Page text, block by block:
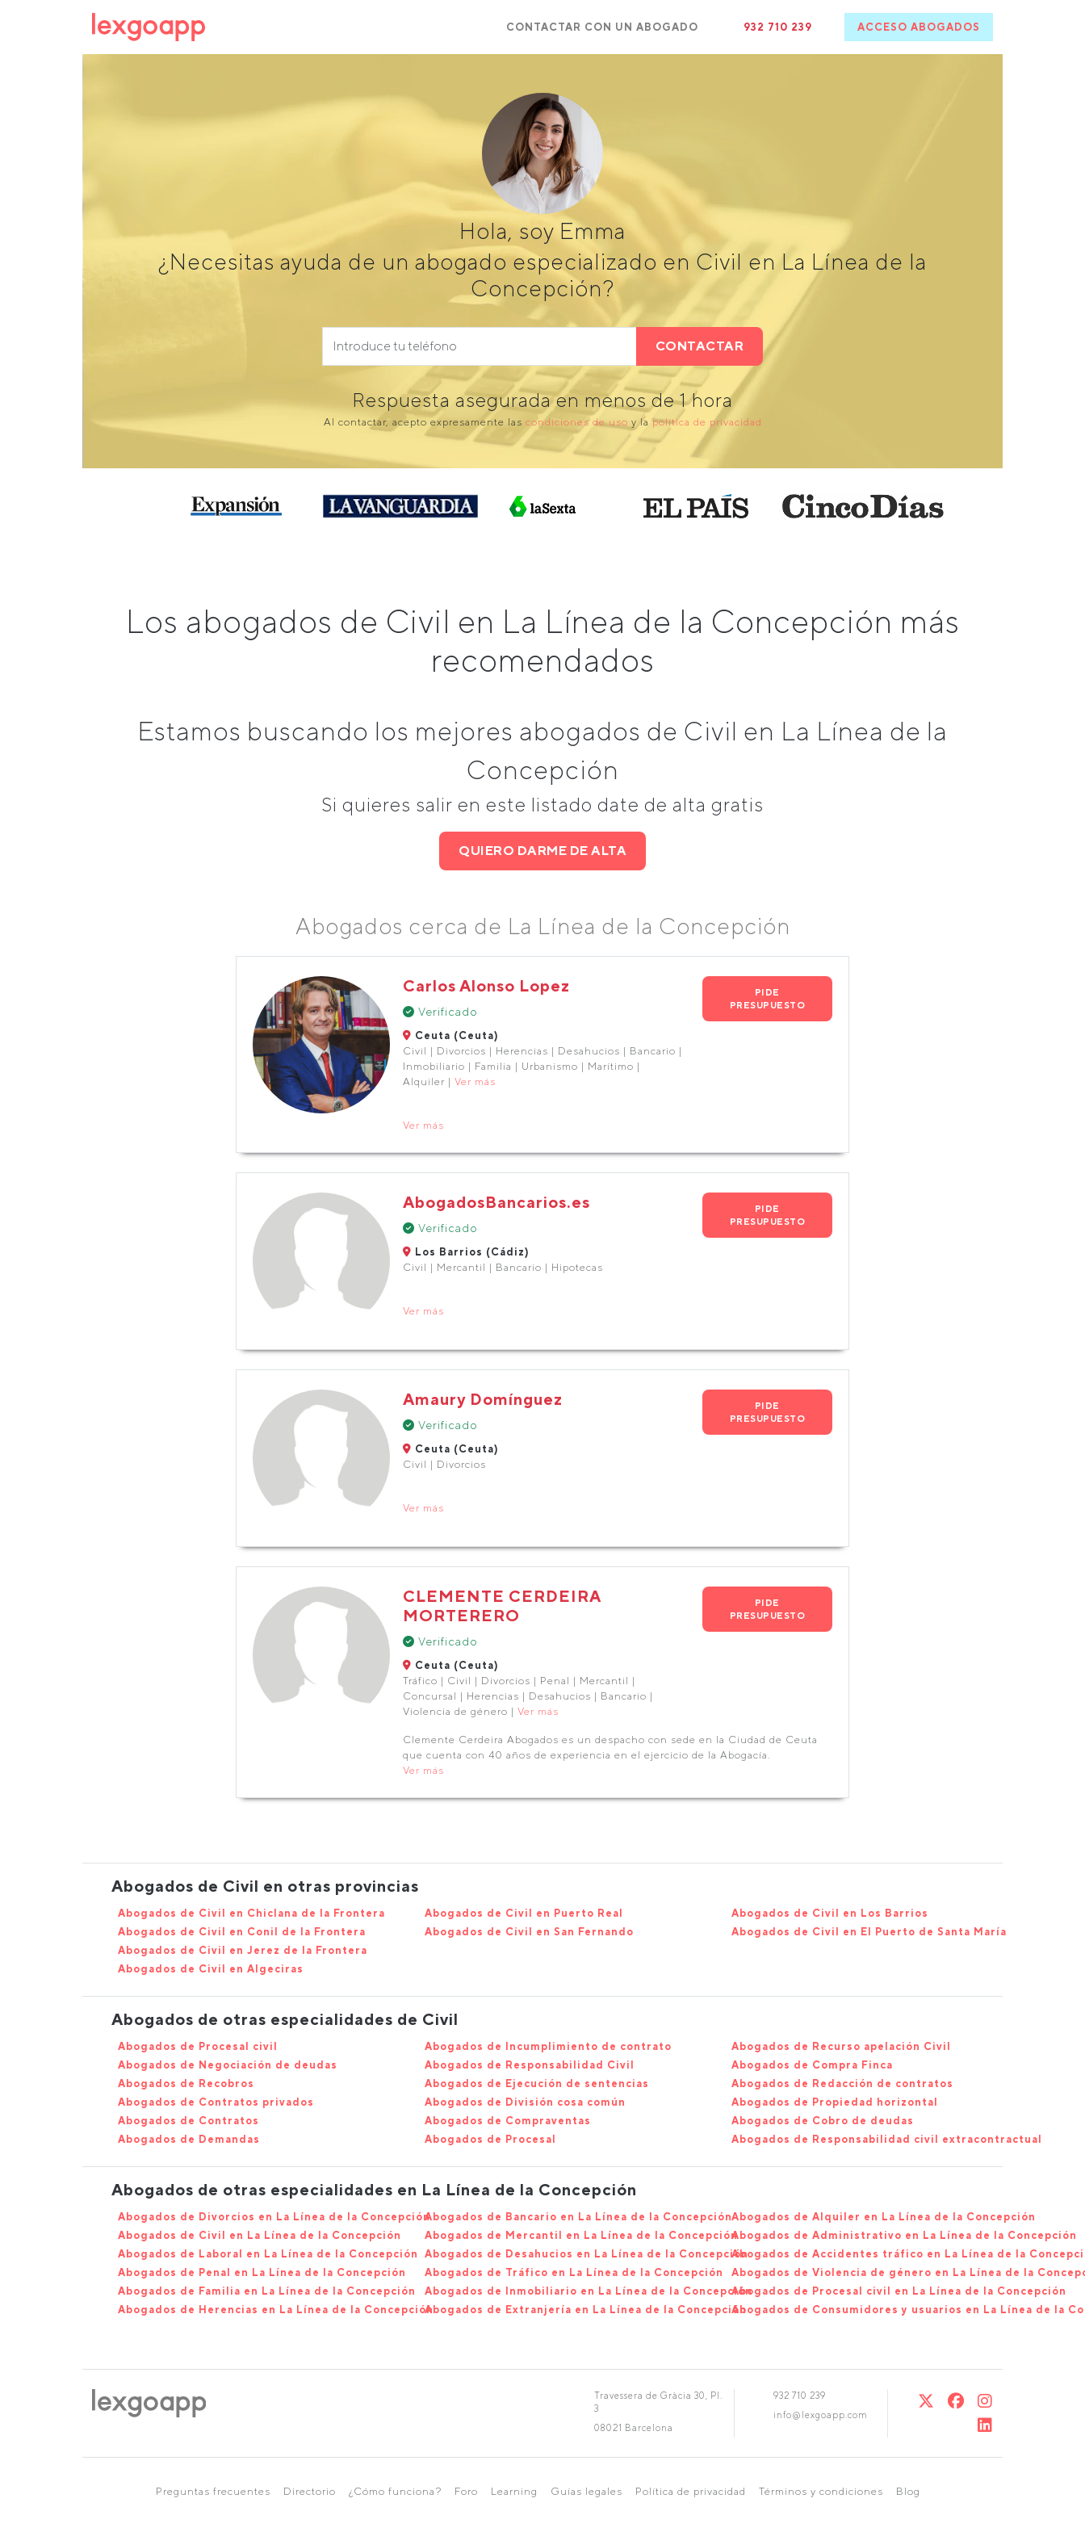
CONTACTAR CON UN ABOGADO 932 710 239 ACCESO ABOGADOS
Hola, soy Emma
¿Necesitas ayuda de un abogado especializado en Civil en La Línea de la
Concepción?
CONTACTAR
Respuesta asegurada en menos de 1 hora
Al contactar, acepto expresamente las condiciones de uso y la política de privacidad
Los abogados de Civil en La Línea de la Concepción más
recomendados
Estamos buscando los mejores abogados de Civil en La Línea de la
Concepción
Si quieres salir en este listado date de alta gratis
QUIERO DARME DE ALTA
Abogados cerca de La Línea de la Concepción
Carlos Alonso Lopez
Verificado
Ceuta (Ceuta)
Civil | Divorcios | Herencias | Desahucios | Bancario |
Inmobiliario | Familia | Urbanismo | Marítimo |
Alquiler | Ver más
PIDE
PRESUPUESTO
Ver más
AbogadosBancarios.es
Verificado
Los Barrios (Cádiz)
Civil | Mercantil | Bancario | Hipotecas
PIDE
PRESUPUESTO
Ver más
Amaury Domínguez
Verificado
Ceuta (Ceuta)
Civil | Divorcios
PIDE
PRESUPUESTO
Ver más
CLEMENTE CERDEIRA
MORTERERO
Verificado
Ceuta (Ceuta)
Tráfico | Civil | Divorcios | Penal | Mercantil |
Concursal | Herencias | Desahucios | Bancario |
Violencia de género | Ver más
PIDE
PRESUPUESTO
Clemente Cerdeira Abogados es un despacho con sede en la Ciudad de Ceuta
que cuenta con 40 años de experiencia en el ejercicio de la Abogacía.
Ver más
Abogados de Civil en otras provincias
Abogados de Civil en Chiclana de la Frontera
Abogados de Civil en Conil de la Frontera
Abogados de Civil en Puerto Real
Abogados de Civil en San Fernando
Abogados de Civil en Los Barrios
Abogados de Civil en El Puerto de Santa María
Abogados de Civil en Jerez de la Frontera
Abogados de Civil en Algeciras
Abogados de otras especialidades de Civil
Abogados de Procesal civil
Abogados de Negociación de deudas
Abogados de Recobros
Abogados de Contratos privados
Abogados de Contratos
Abogados de Demandas
Abogados de Incumplimiento de contrato
Abogados de Responsabilidad Civil
Abogados de Ejecución de sentencias
Abogados de División cosa común
Abogados de Compraventas
Abogados de Procesal
Abogados de Recurso apelación Civil
Abogados de Compra Finca
Abogados de Redacción de contratos
Abogados de Propiedad horizontal
Abogados de Cobro de deudas
Abogados de Responsabilidad civil extracontractual
Abogados de otras especialidades en La Línea de la Concepción
Abogados de Divorcios en La Línea de la Concepción
Abogados de Civil en La Línea de la Concepción
Abogados de Laboral en La Línea de la Concepción
Abogados de Penal en La Línea de la Concepción
Abogados de Familia en La Línea de la Concepción
Abogados de Herencias en La Línea de la Concepción
Abogados de Bancario en La Línea de la Concepción
Abogados de Mercantil en La Línea de la Concepción
Abogados de Desahucios en La Línea de la Concepción
Abogados de Tráfico en La Línea de la Concepción
Abogados de Inmobiliario en La Línea de la Concepción
Abogados de Extranjería en La Línea de la Concepción
Abogados de Alquiler en La Línea de la Concepción
Abogados de Administrativo en La Línea de la Concepción
Abogados de Accidentes tráfico en La Línea de la
Abogados de Violencia de género en La Línea de la
Abogados de Procesal civil en La Línea de la Concepción
Abogados de Consumidores y usuarios en La Línea de la
Travessera de Gràcia 30, Pl.
3
08021 Barcelona
932 710 239
info@lexgoapp.com
Preguntas frecuentes Directorio ¿Cómo funciona? Foro Learning Guías legales Política de privacidad Términos y condiciones Blog